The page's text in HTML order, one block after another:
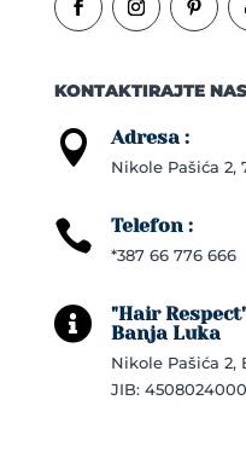
KONTAKTIRAJTE
 Adresa :
Nikole Pašića 2,
 Telefon :
*387 66 776 666

"Hair
Banja Luka
Nikole Pašića 2,
JIB: